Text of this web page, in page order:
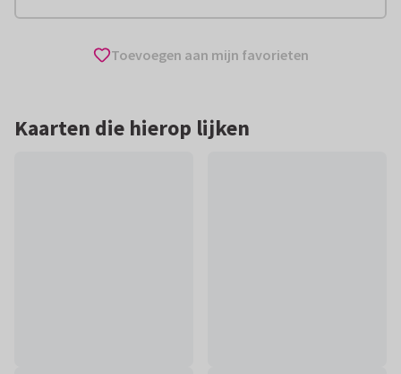
Toevoegen aan mijn favorieten
Kaarten die hierop lijken